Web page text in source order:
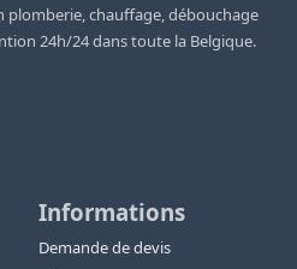
plomberie, chauffage, débouchage
24h/24 dans toute la Belgique.
Informations
Demande de devis